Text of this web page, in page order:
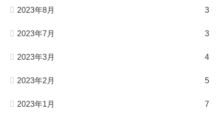
2023年8月 3
2023年7月 3
2023年3月 4
2023年2月 5
2023年1月 7